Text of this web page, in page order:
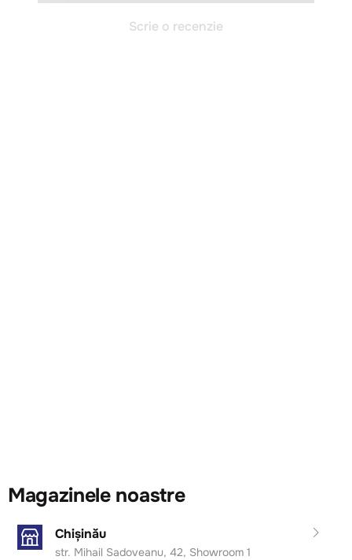
Scrie o recenzie
Magazinele noastre
Chișinău
str. Mihail Sadoveanu, 42, Showroom 1